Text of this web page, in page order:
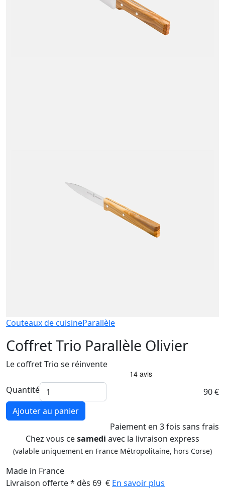
Couteaux de cuisineParallèle
Coffret Trio Parallèle Olivier
Le coffret Trio se réinvente
Quantité
90 €
Ajouter au panier
Paiement en 3 fois sans frais
Chez vous cesamedi avec la livraison express
(valable uniquement en France Métropolitaine, hors Corse)
Made in France
Livraison offerte * dès 69 € En savoir plus